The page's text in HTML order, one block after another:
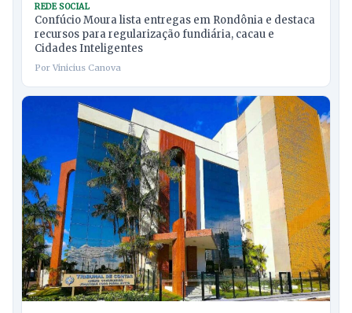
REDE SOCIAL
Confúcio Moura lista entregas em Rondônia e destaca
recursos para regularização fundiária, cacau e
Cidades Inteligentes
Por Vinicius Canova